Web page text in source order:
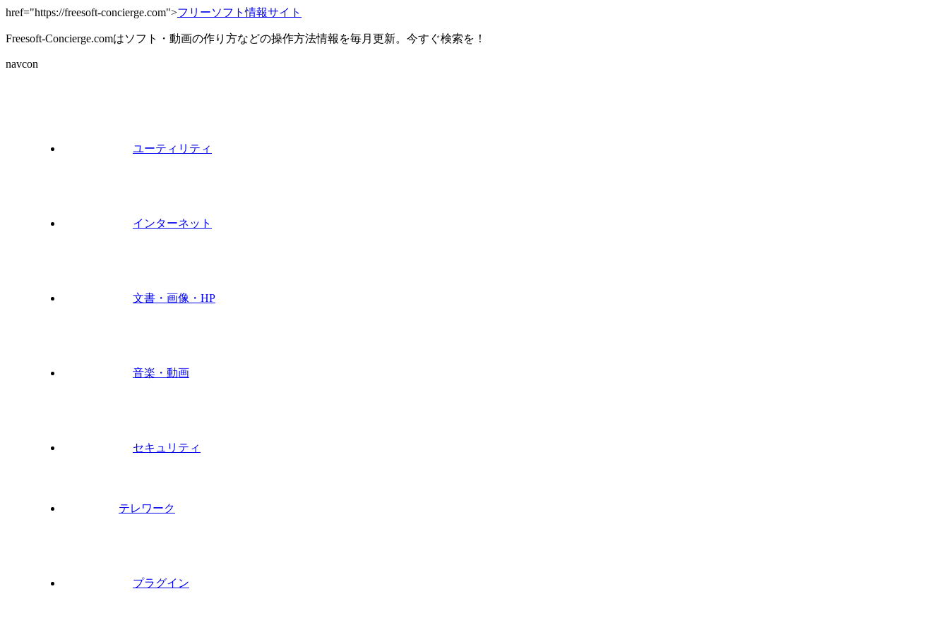
href="https://freesoft-concierge.com">フリーソフト情報サイト
Freesoft-Concierge.comはソフト・動画の作り方などの操作方法情報を毎月更新。今すぐ検索を！
navcon
ユーティリティ
インターネット
文書・画像・HP
音楽・動画
セキュリティ
テレワーク
プラグイン